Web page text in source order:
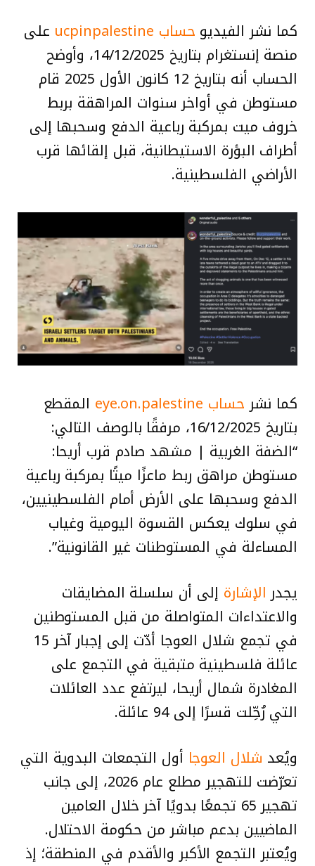
كما نشر الفيديو حساب ucpinpalestine
على
منصة إنستغرام بتاريخ 14/12/2025، وأوضح
الحساب أنه بتاريخ 12 كانون الأول 2025 قام
مستوطن في أواخر سنوات المراهقة بربط
خروف ميت بمركبة رباعية الدفع وسحبها إلى
أطراف البؤرة الاستيطانية، قبل إلقائها قرب
الأراضي الفلسطينية.
كما نشرحساب eye.on.palestine
المقطع
بتاريخ 16/12/2025، مرفقًا بالوصف التالي:
“الضفة الغربية | مشهد صادم قرب أريحا:
مستوطن مراهق ربط ماعزًا ميتًا بمركبة رباعية
الدفع وسحبها على الأرض أمام الفلسطينيين،
في سلوك يعكس القسوة اليومية وغياب
المساءلة في المستوطنات غير القانونية”.
يجدرالإشارة إلى أن سلسلة المضايقات
والاعتداءات المتواصلة من قبل المستوطنين
في تجمع شلال العوجا أدّت إلى إجبار آخر 15
عائلة فلسطينية متبقية في التجمع على
المغادرة شمال أريحا، ليرتفع عدد العائلات
التي رُحِّلت قسرًا إلى 94 عائلة.
ويُعد شلال العوجا أول التجمعات البدوية التي
تعرّضت للتهجير مطلع عام 2026، إلى جانب
تهجير 65 تجمعًا بدويًا آخر خلال العامين
الماضيين بدعم مباشر من حكومة الاحتلال.
ويُعتبر التجمع الأكبر والأقدم في المنطقة؛ إذ